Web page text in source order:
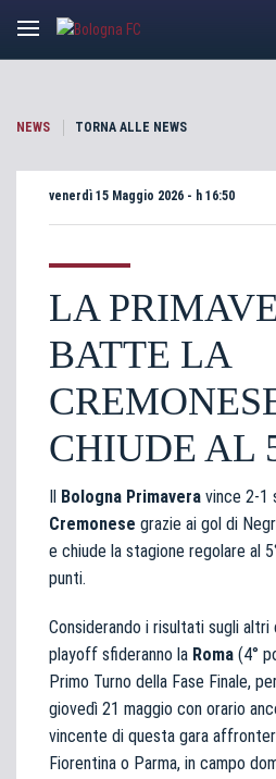
NEWS TORNA ALLE NEWS
venerdì 15 Maggio 2026 - h 16:50
LA
BATTE LA
CHIUDE AL
Il Bologna Primavera vince 2-1
Cremonese grazie ai gol di
e chiude la stagione regolare al
punti.
Considerando i risultati sugli altri
playoff sfideranno la Roma (4°
Primo Turno della Fase Finale,
giovedì 21 maggio con orario
vincente di questa gara
Fiorentina o Parma, in campo